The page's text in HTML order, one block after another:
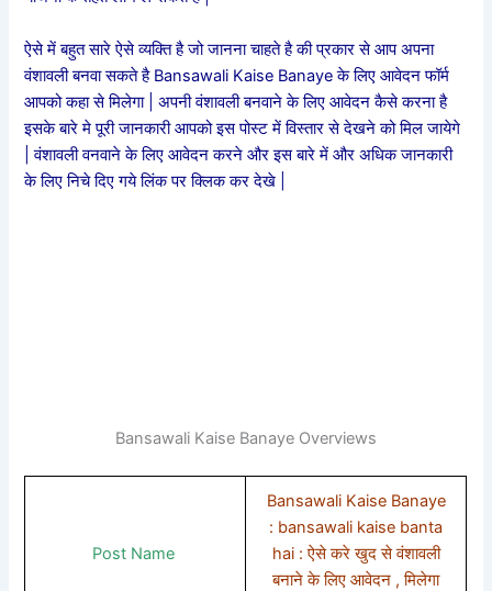
ऐसे में बहुत सारे ऐसे व्यक्ति है जो जानना चाहते है की प्रकार से आप अपना
वंशावली बनवा सकते है Bansawali Kaise Banaye के लिए आवेदन फॉर्म
आपको कहा से मिलेगा | अपनी वंशावली बनवाने के लिए आवेदन कैसे करना है
इसके बारे मे पूरी जानकारी आपको इस पोस्ट में विस्तार से देखने को मिल जायेगे
| वंशावली वनवाने के लिए आवेदन करने और इस बारे में और अधिक जानकारी
के लिए निचे दिए गये लिंक पर क्लिक कर देखे |
Bansawali Kaise Banaye Overviews
Post Name
Bansawali Kaise Banaye
: bansawali kaise banta
hai : ऐसे करे खुद से वंशावली
बनाने के लिए आवेदन , मिलेगा